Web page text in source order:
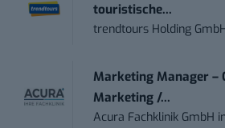
touristische...
trendtours Holding
Marketing Manager –
Marketing /...
Acura Fachklinik GmbH